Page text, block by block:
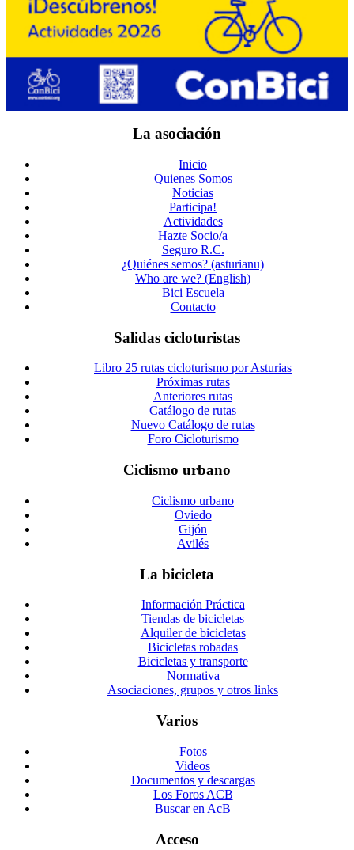
La asociación
Inicio
Quienes Somos
Noticias
Participa!
Actividades
Hazte Socio/a
Seguro R.C.
¿Quiénes semos? (asturianu)
Who are we? (English)
Bici Escuela
Contacto
Salidas cicloturistas
Libro 25 rutas cicloturismo por Asturias
Próximas rutas
Anteriores rutas
Catálogo de rutas
Nuevo Catálogo de rutas
Foro Cicloturismo
Ciclismo urbano
Ciclismo urbano
Oviedo
Gijón
Avilés
La bicicleta
Información Práctica
Tiendas de bicicletas
Alquiler de bicicletas
Bicicletas robadas
Bicicletas y transporte
Normativa
Asociaciones, grupos y otros links
Varios
Fotos
Videos
Documentos y descargas
Los Foros ACB
Buscar en AcB
Acceso